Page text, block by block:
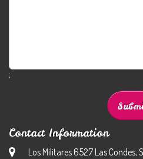
;
Contact Information
Los Militares 6527 Las Condes,